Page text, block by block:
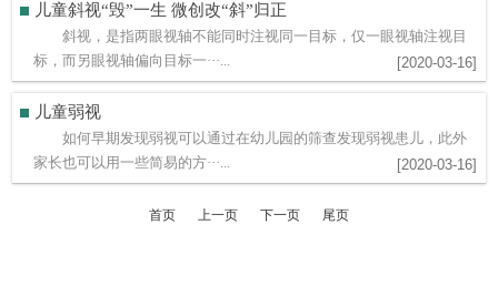
儿童斜视“毁”一生 微创改“斜”归正
斜视，是指两眼视轴不能同时注视同一目标，仅一眼视轴注视目
标，而另眼视轴偏向目标一···...
[2020-03-16]
儿童弱视
如何早期发现弱视可以通过在幼儿园的筛查发现弱视患儿，此外
家长也可以用一些简易的方···...
[2020-03-16]
首页 上一页 下一页 尾页